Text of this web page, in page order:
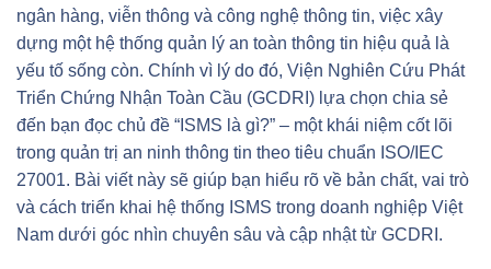
ngân hàng, viễn thông và công nghệ thông tin, việc xây
dựng một hệ thống quản lý an toàn thông tin hiệu quả là
yếu tố sống còn. Chính vì lý do đó, Viện Nghiên Cứu Phát
Triển Chứng Nhận Toàn Cầu (GCDRI) lựa chọn chia sẻ
đến bạn đọc chủ đề “ISMS là gì?” – một khái niệm cốt lõi
trong quản trị an ninh thông tin theo tiêu chuẩn ISO/IEC
27001. Bài viết này sẽ giúp bạn hiểu rõ về bản chất, vai trò
và cách triển khai hệ thống ISMS trong doanh nghiệp Việt
Nam dưới góc nhìn chuyên sâu và cập nhật từ GCDRI.